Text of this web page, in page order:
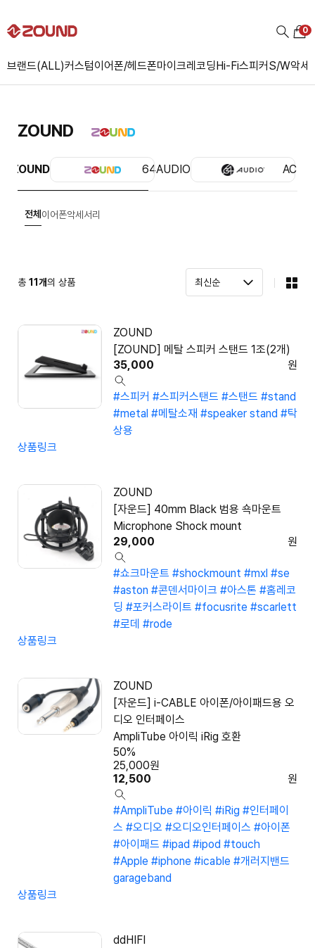
브랜드(ALL)커스텀이어폰/헤드폰마이크레코딩Hi-Fi스피커S/W악세
0
ZOUND
ZOUND 64AUDIO ACS
전체 이어폰악세서리
총 11 개의 상품
ZOUND
[ZOUND] 메탈 스피커 스탠드 1조(2개)
35,000
원
#스피커 #스피커스탠드 #스탠드 #stand
#metal #메탈소재 #speaker stand #탁
상용
상품링크
ZOUND
[자운드] 40mm Black 범용 쇽마운트
Microphone Shock mount
29,000
원
#쇼크마운트 #shockmount #mxl #se
#aston #콘덴서마이크 #아스톤 #홈레코
딩 #포커스라이트 #focusrite #scarlett
#로데 #rode
상품링크
ZOUND
[자운드] i-CABLE 아이폰/아이패드용 오
디오 인터페이스
AmpliTube 아이릭 iRig 호환
12,500 원
25,000원
50%
#AmpliTube #아이릭 #iRig #인터페이
스 #오디오 #오디오인터페이스 #아이폰
#아이패드 #ipad #ipod #touch
#Apple #iphone #icable #개러지밴드
garageband
상품링크
ddHIFI